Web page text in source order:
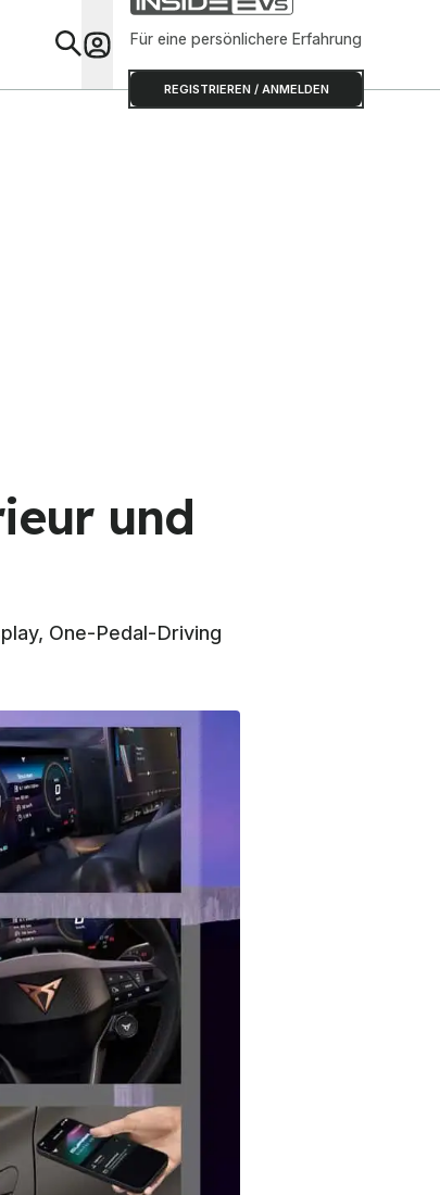
Für eine persönlichere Erfahrung
REGISTRIEREN / ANMELDEN
und
One-Pedal-Driving